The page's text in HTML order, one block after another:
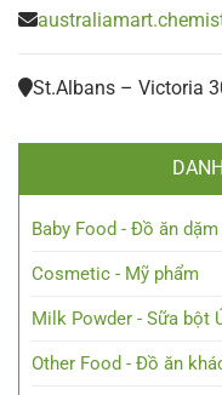
St.Albans – Victoria
Baby Food - Đồ ăn dặm
Cosmetic - Mỹ phẩm
Milk Powder - Sữa bột
Other Food - Đồ ăn